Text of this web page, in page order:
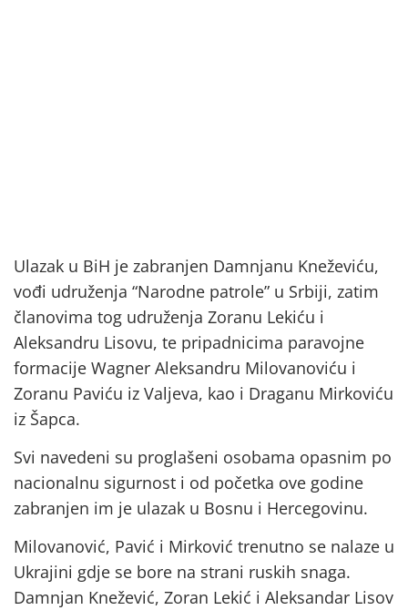
Ulazak u BiH je zabranjen Damnjanu Kneževiću,
vođi udruženja “Narodne patrole” u Srbiji, zatim
članovima tog udruženja Zoranu Lekiću i
Aleksandru Lisovu, te pripadnicima paravojne
formacije Wagner Aleksandru Milovanoviću i
Zoranu Paviću iz Valjeva, kao i Draganu Mirkoviću
iz Šapca.
Svi navedeni su proglašeni osobama opasnim po
nacionalnu sigurnost i od početka ove godine
zabranjen im je ulazak u Bosnu i Hercegovinu.
Milovanović, Pavić i Mirković trenutno se nalaze u
Ukrajini gdje se bore na strani ruskih snaga.
Damnjan Knežević, Zoran Lekić i Aleksandar Lisov